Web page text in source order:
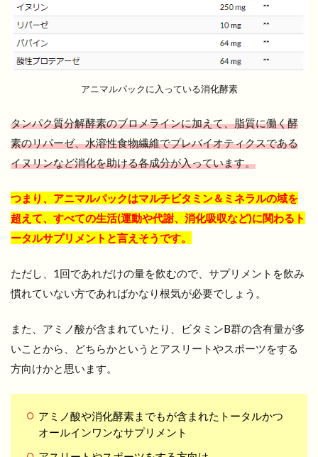
アニマルパックに入っている消化酵素
タンパク質分解酵素のブロメラインに加えて、脂質に働く酵
素のリパーゼ、水溶性食物繊維でプレバイオティクスである
イヌリンなど消化を助ける各成分が入っています。
つまり、アニマルパックはマルチビタミン＆ミネラルの域を
超えて、すべての生活(運動や代謝、消化吸収など)に関わるト
ータルサプリメントと言えそうです。
ただし、1回であれだけの量を飲むので、サプリメントを飲み
慣れていない方であればかなり根気が必要でしょう。
また、アミノ酸が含まれていたり、ビタミンB群の含有量が多
いことから、どちらかというとアスリートやスポーツをする
方向けかと思います。
アミノ酸や消化酵素までもが含まれたトータルかつ
オールインワンなサプリメント